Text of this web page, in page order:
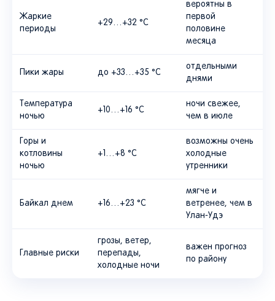
Жаркие
периоды
+29…+32 °C
вероятны в
первой
половине
месяца
Пики жары до +33…+35 °C
отдельными
днями
Температура
ночью
+10…+16 °C
ночи свежее,
чем в июле
Горы и
котловины
ночью
+1…+8 °C
возможны очень
холодные
утренники
Байкал днем +16…+23 °C
мягче и
ветренее, чем в
Улан-Удэ
Главные риски
грозы, ветер,
перепады,
холодные ночи
важен прогноз
по району